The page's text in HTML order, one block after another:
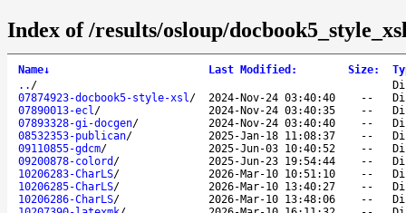
Index of /results/osloup/
Name↓ Last Modified : Size:
.. /
07874923-docbook5-style-xsl/ 2024-Nov-24 03:40:40 --
07890013-ecl/ 2024-Nov-24 03:40:35 --
07893328-gi-docgen/ 2024-Nov-24 03:40:40 --
08532353-publican/ 2025-Jan-18 11:08:37 --
09110855-gdcm/ 2025-Jun-03 10:40:52 --
09200878-colord / 2025-Jun-23 19:54:44 --
10206283-CharLS/ 2026-Mar-10 10:51:10 --
10206285-CharLS/ 2026-Mar-10 13:40:27 --
10206286-CharLS/ 2026-Mar-10 13:48:06 --